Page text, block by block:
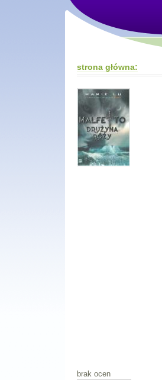
strona główna:
brak ocen